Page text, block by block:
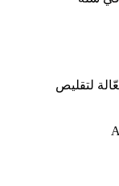
لتقليص